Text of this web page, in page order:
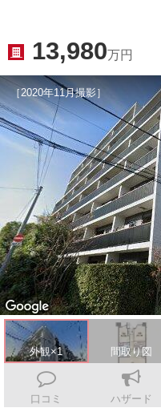
店舗案内
スタッフ紹介
会社案内
13,980万円
［2020年11月撮影］
外観×1 間取り図
口コミ ハザード